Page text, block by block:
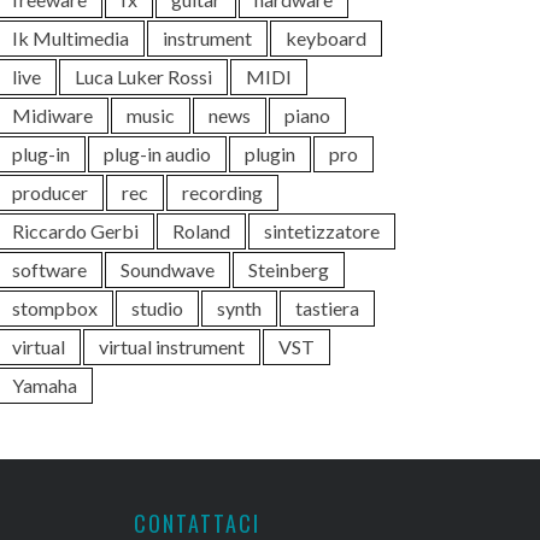
Ik Multimedia
instrument
keyboard
live
Luca Luker Rossi
MIDI
Midiware
music news
piano
plug-in
plug-in audio plugin
pro
producer
rec
recording
Riccardo Gerbi
Roland
sintetizzatore
software
Soundwave
Steinberg
stompbox
studio synth
tastiera
virtual
virtual instrument
VST
Yamaha
CONTATTACI